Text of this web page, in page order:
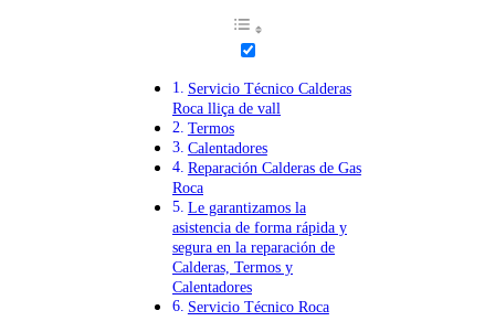
Servicio Técnico Calderas
Roca lliça de vall
Termos
Calentadores
Reparación Calderas de Gas
Roca
Le garantizamos la
asistencia de forma rápida y
segura en la reparación de
Calderas, Termos y
Calentadores
Servicio Técnico Roca